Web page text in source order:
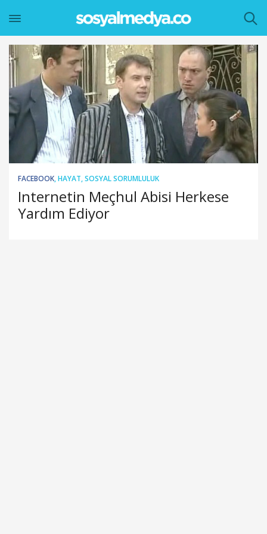
FACEBOOK,HAYAT,SOSYAL SORUMLULUK
Internetin Meçhul Abisi Herkese
Yardım Ediyor